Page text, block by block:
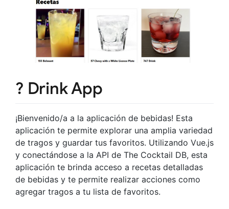
? Drink App
¡Bienvenido/a a la aplicación de bebidas! Esta
aplicación te permite explorar una amplia variedad
de tragos y guardar tus favoritos. Utilizando Vue.js
y conectándose a la API de The Cocktail DB, esta
aplicación te brinda acceso a recetas detalladas
de bebidas y te permite realizar acciones como
agregar tragos a tu lista de favoritos.